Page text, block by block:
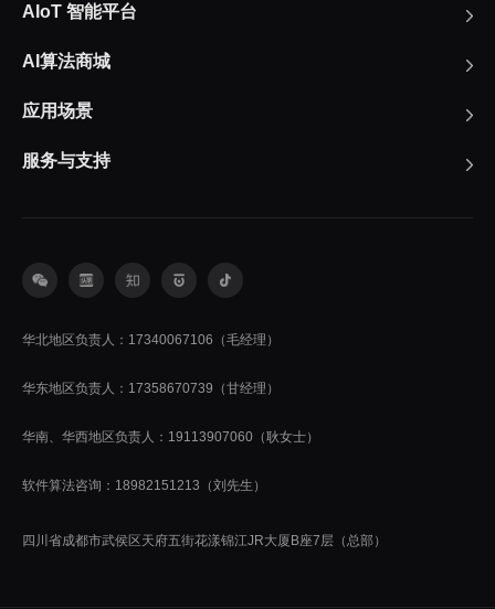
AIoT 智能平台
AI算法商城
应用场景
服务与支持
华北地区负责人：17340067106（毛经理）
华东地区负责人：17358670739（甘经理）
华南、华西地区负责人：19113907060（耿女士）
软件算法咨询：18982151213（刘先生）
四川省成都市武侯区天府五街花漾锦江JR大厦B座7层（总部）